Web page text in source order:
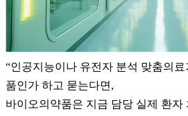
“인공지능이나 유전자 분석 맞춤의
품인가 하고 묻는다면,
바이오의약품은 지금 담당 실제 환자